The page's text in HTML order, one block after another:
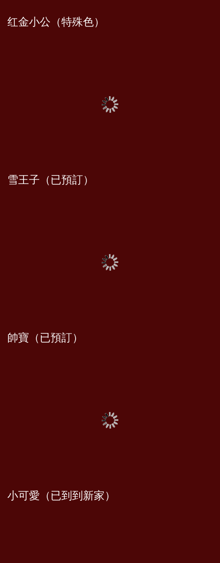
红金小公（特殊色）
雪王子（已預訂）
帥寶（已預訂）
小可愛（已到到新家）